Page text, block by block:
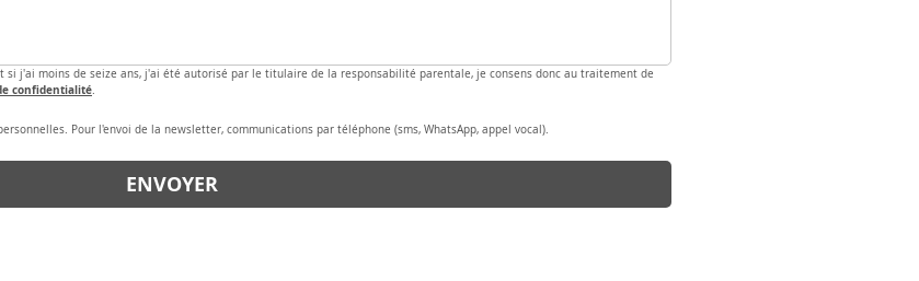
si j'ai moins de seize ans, j'ai été autorisé par le titulaire de la responsabilité parentale, je consens donc au traitement de
confidentialité.
Pour l'envoi de la newsletter, communications par téléphone (sms, WhatsApp, appel vocal).
ENVOYER